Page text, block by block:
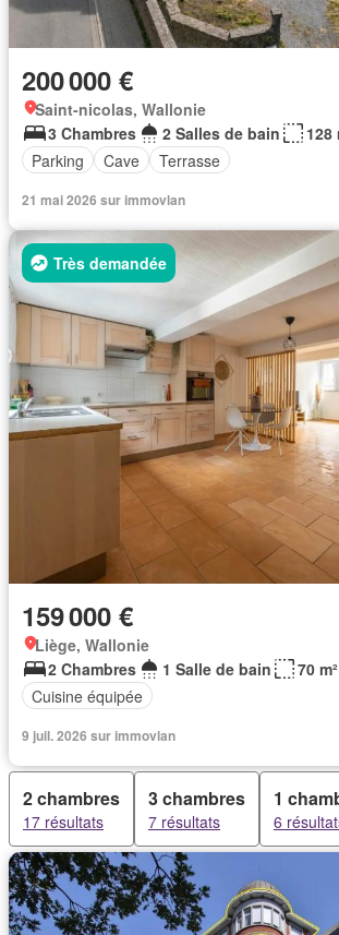
200 000 €
Saint-nicolas, Wallonie
3 Chambres
2 Salles de bain
128
Parking
Cave Terrasse
21 mai 2026 sur immovlan
Très demandée
159 000 €
Liège, Wallonie
2 Chambres
1 Salle de bain
70 m²
Cuisine équipée
9 juil. 2026 sur immovlan
2 chambres
17 résultats
3 chambres
7 résultats
1
6